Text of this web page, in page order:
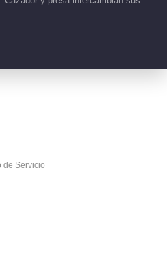
Detrás de cámaras
de Servicio